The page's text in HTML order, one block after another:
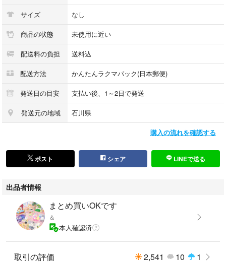
サイズ なし
商品の状態 未使用に近い
配送料の負担 送料込
配送方法 かんたんラクマパック(日本郵便)
発送日の目安 支払い後、1～2日で発送
発送元の地域 石川県
購入の流れを確認する
ポスト シェア LINEで送る
出品者情報
まとめ買いOKです
＆
本人確認済
取引の評価 2,541 10 1